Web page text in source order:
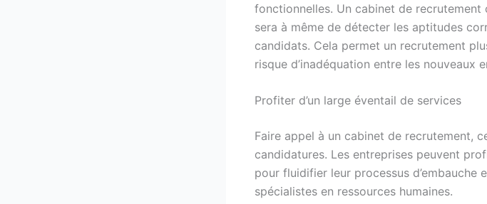
fonctionnelles. Un cabinet de
sera à même de détecter les aptitudes
candidats. Cela permet un recrutement
risque d’inadéquation entre les nouveaux
Profiter d’un large éventail de services
Faire appel à un cabinet de recrutement,
candidatures. Les entreprises peuvent
pour fluidifier leur processus
spécialistes en ressources humaines.